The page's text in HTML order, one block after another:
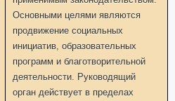
Основными целями являются
продвижение социальных
инициатив, образовательных
программ и благотворительной
деятельности. Руководящий
орган действует в пределах